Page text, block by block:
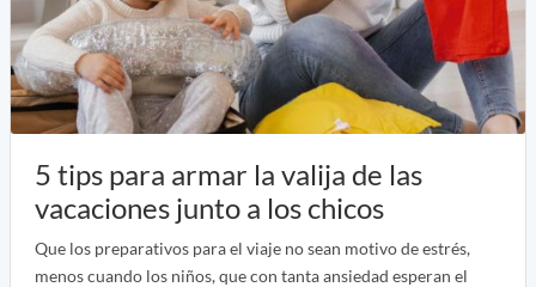
5 tips para armar la valija de las
vacaciones junto a los chicos
Que los preparativos para el viaje no sean motivo de estrés,
menos cuando los niños, que con tanta ansiedad esperan el